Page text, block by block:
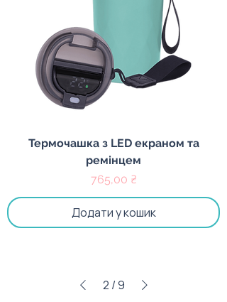
Термочашка з LED екраном та
ремінцем
Ціна
765,00 ₴
Додати у кошик
2 /9